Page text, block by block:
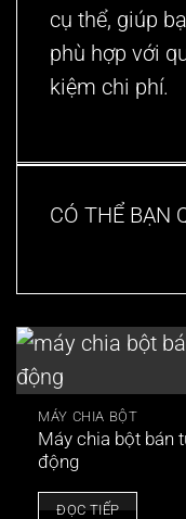
cụ thể, giúp
phù hợp với
kiệm chi phí.
CÓ THỂ BẠN
MÁY CHIA BỘT
Máy chia bột bán
động
ĐỌC TIẾP